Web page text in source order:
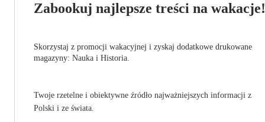
Zabookuj najlepsze treści na wakacje!
Skorzystaj z promocji wakacyjnej i zyskaj dodatkowe drukowane
magazyny: Nauka i Historia.
Twoje rzetelne i obiektywne źródło najważniejszych informacji z
Polski i ze świata.